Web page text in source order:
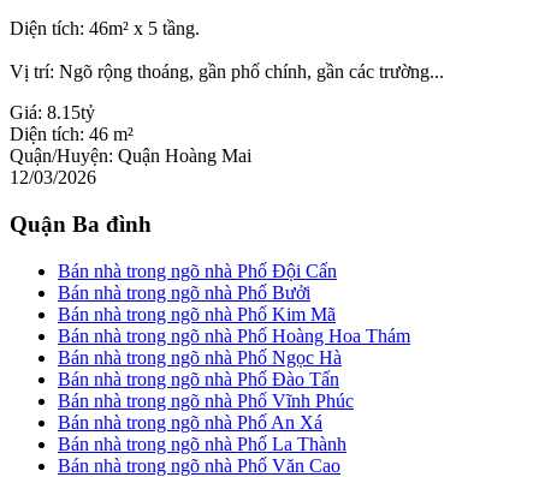
Diện tích: 46m² x 5 tầng.
Vị trí: Ngõ rộng thoáng, gần phố chính, gần các trường...
Giá: 8.15tỷ
Diện tích: 46 m²
Quận/Huyện: Quận Hoàng Mai
12/03/2026
Quận Ba đình
Bán nhà trong ngõ nhà Phố Đội Cấn
Bán nhà trong ngõ nhà Phố Bưởi
Bán nhà trong ngõ nhà Phố Kim Mã
Bán nhà trong ngõ nhà Phố Hoàng Hoa Thám
Bán nhà trong ngõ nhà Phố Ngọc Hà
Bán nhà trong ngõ nhà Phố Đào Tấn
Bán nhà trong ngõ nhà Phố Vĩnh Phúc
Bán nhà trong ngõ nhà Phố An Xá
Bán nhà trong ngõ nhà Phố La Thành
Bán nhà trong ngõ nhà Phố Văn Cao